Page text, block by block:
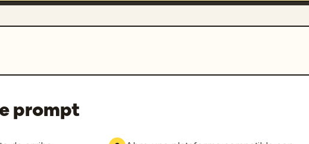
prompt